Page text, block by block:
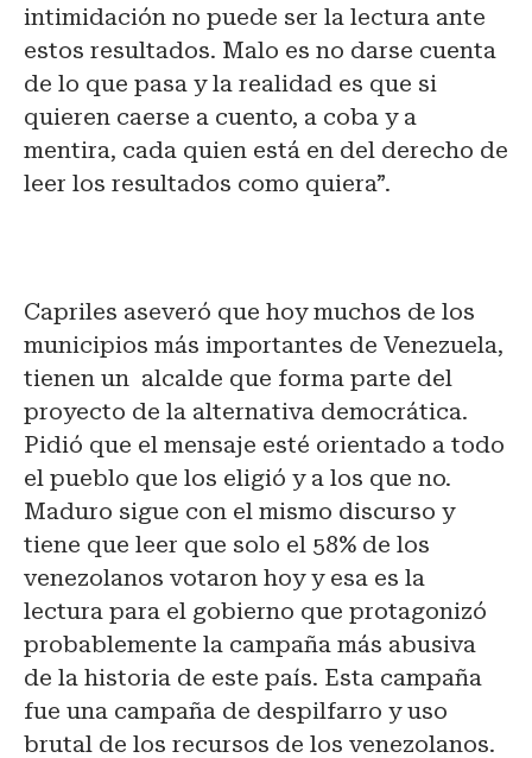
intimidación no puede ser la lectura ante
estos resultados. Malo es no darse cuenta
de lo que pasa y la realidad es que si
quieren caerse a cuento, a coba y a
mentira, cada quien está en del derecho de
leer los resultados como quiera”.
Capriles aseveró que hoy muchos de los
municipios más importantes de Venezuela,
tienen un alcalde que forma parte del
proyecto de la alternativa democrática.
Pidió que el mensaje esté orientado a todo
el pueblo que los eligió y a los que no.
Maduro sigue con el mismo discurso y
tiene que leer que solo el 58% de los
venezolanos votaron hoy y esa es la
lectura para el gobierno que protagonizó
probablemente la campaña más abusiva
de la historia de este país. Esta campaña
fue una campaña de despilfarro y uso
brutal de los recursos de los venezolanos.